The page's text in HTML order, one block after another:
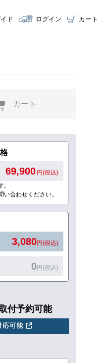
ド ログイン カート
カート
69,900 円(税込)
合わせください。
3,080円(税込)
0円(税込)
付予約可能
応可能